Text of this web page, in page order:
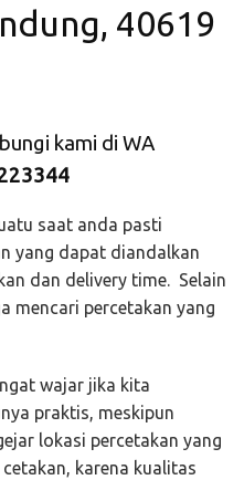
40619
kami di WA
saat anda pasti
yang dapat diandalkan
dan delivery time. Selain
mencari percetakan yang
wajar jika kita
praktis, meskipun
lokasi percetakan yang
karena kualitas